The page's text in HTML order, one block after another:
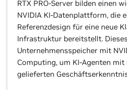
RTX PRO-Server bilden einen
NVIDIA KI-Datenplattform, die
Referenzdesign für eine neue
Infrastruktur bereitstellt.
Unternehmensspeicher mit
Computing, um KI-Agenten mit
gelieferten